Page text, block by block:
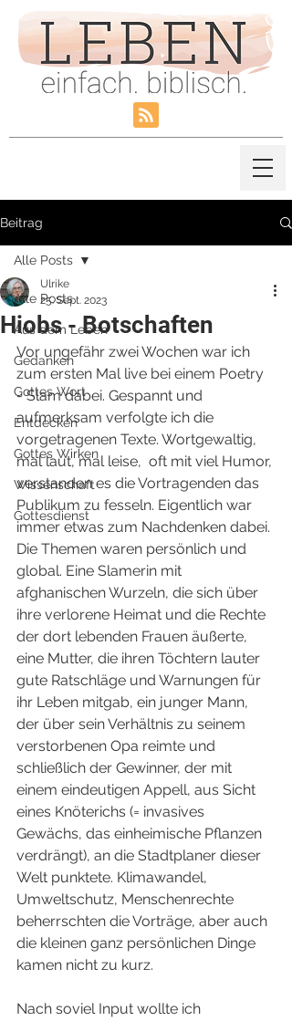
Beitrag
Alle Posts
Aus dem Leben
Gedanken
Gottes Wort
Entdecken
Gottes Wirken
Wissenschaft
Gottesdienst
Alle Posts
Hiobs - Botschaften
Ulrike
25. Sept. 2023
Vor ungefähr zwei Wochen war ich
zum ersten Mal live bei einem Poetry
- Slam dabei. Gespannt und
aufmerksam verfolgte ich die
vorgetragenen Texte. Wortgewaltig,
mal laut, mal leise,  oft mit viel Humor,
verstanden es die Vortragenden das
Publikum zu fesseln. Eigentlich war
immer etwas zum Nachdenken dabei.
Die Themen waren persönlich und
global. Eine Slamerin mit
afghanischen Wurzeln, die sich über
ihre verlorene Heimat und die Rechte
der dort lebenden Frauen äußerte,
eine Mutter, die ihren Töchtern lauter
gute Ratschläge und Warnungen für
ihr Leben mitgab, ein junger Mann,
der über sein Verhältnis zu seinem
verstorbenen Opa reimte und
schließlich der Gewinner, der mit
einem eindeutigen Appell, aus Sicht
eines Knöterichs (= invasives
Gewächs, das einheimische Pflanzen
verdrängt), an die Stadtplaner dieser
Welt punktete. Klimawandel,
Umweltschutz, Menschenrechte
beherrschten die Vorträge, aber auch
die kleinen ganz persönlichen Dinge
kamen nicht zu kurz.
Nach soviel Input wollte ich